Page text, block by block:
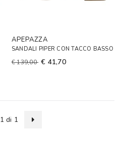
APEPAZZA
SANDALI PIPER CON TACCO BASSO
€ 139,00 € 41,70
1 di 1